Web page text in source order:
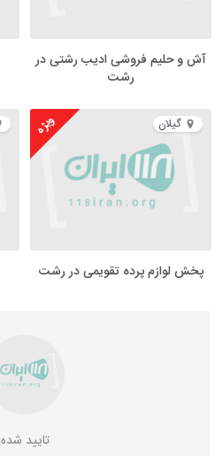
آش و حلیم فروشی ادیب رشتی در
رشت
گیلان ویژه
پخش لوازم پرده تقویمی در رشت
تایید شده